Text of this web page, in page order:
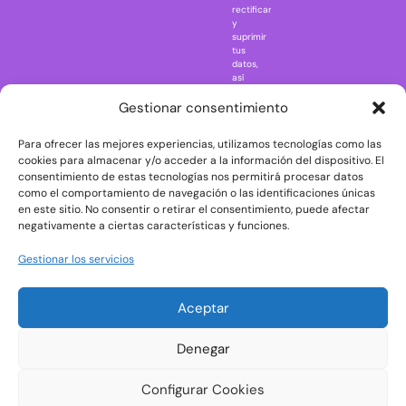
Gestionar consentimiento
Para ofrecer las mejores experiencias, utilizamos tecnologías como las
cookies para almacenar y/o acceder a la información del dispositivo. El
consentimiento de estas tecnologías nos permitirá procesar datos
como el comportamiento de navegación o las identificaciones únicas
en este sitio. No consentir o retirar el consentimiento, puede afectar
negativamente a ciertas características y funciones.
Gestionar los servicios
Aceptar
Denegar
Configurar Cookies
Rick and
The Big Bang
Theory
The Blues
Brothers
The
The Shining
rectificar
y
suprimir
tus
datos,
así
ejercer
consultando
la
información
adicional
y
detallada
sobre